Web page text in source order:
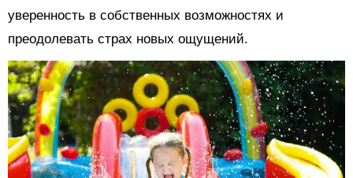
уверенность в собственных возможностях и
преодолевать страх новых ощущений.